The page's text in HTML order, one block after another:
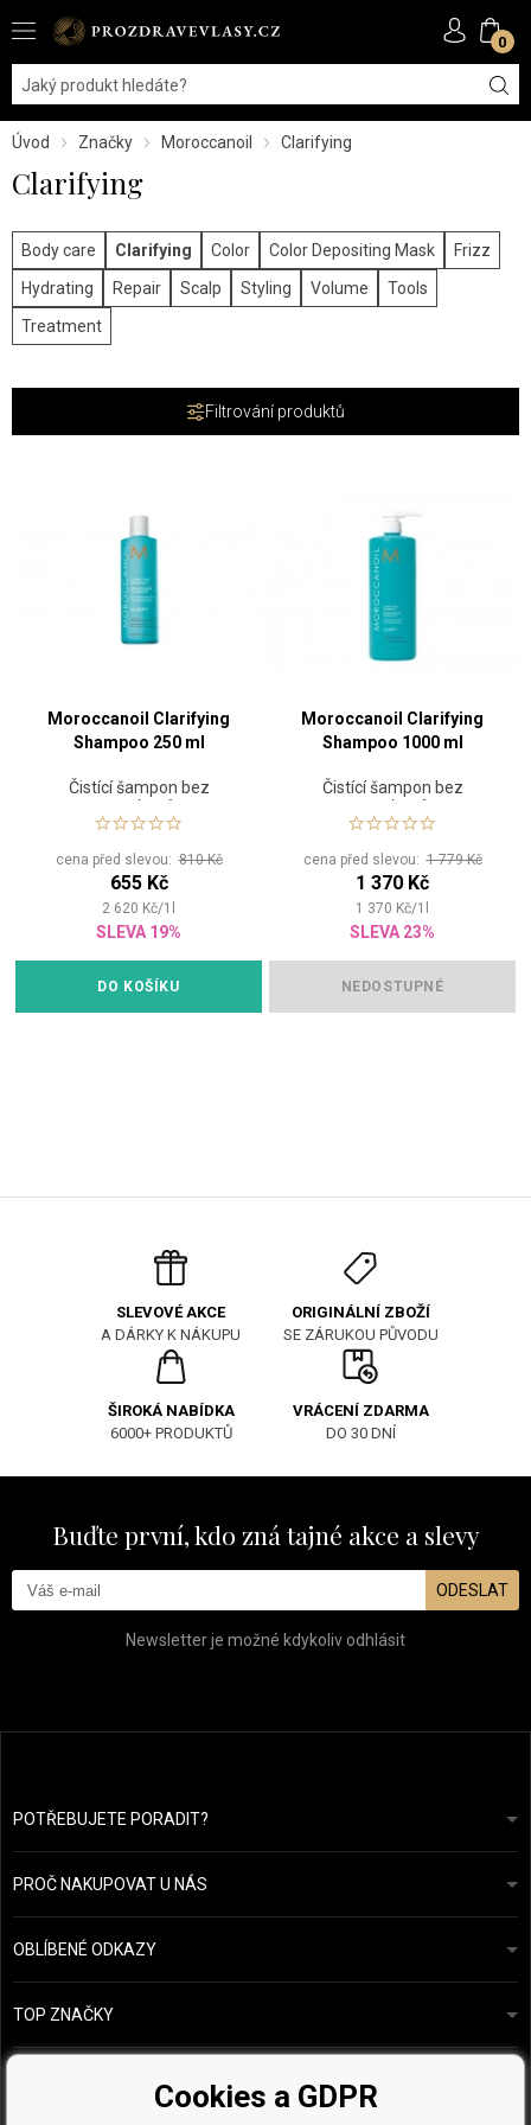
0
Úvod Značky Moroccanoil Clarifying
Clarifying
Body care Clarifying Color Color Depositing Mask
Frizz
Hydrating
Repair Scalp Styling Volume
Tools
Treatment
Filtrování produktů
Moroccanoil Clarifying
Shampoo 250 ml
Čistící šampon bez
parabenů
cena před slevou:810 Kč
655 Kč
2 620 Kč/1
SLEVA 19%
DO KOŠÍKU
Moroccanoil Clarifying
Shampoo 1000 ml
Čistící šampon bez
parabenů
cena před slevou:1 779 Kč
1 370 Kč
1 370 Kč/1
SLEVA 23%
NEDOSTUPNÉ
SLEVOVÉ AKCE
A DÁRKY K NÁKUPU
ORIGINÁLNÍ ZBOŽÍ
SE ZÁRUKOU PŮVODU
ŠIROKÁ NABÍDKA
6000+ PRODUKTŮ
VRÁCENÍ ZDARMA
DO 30 DNÍ
Buďte první, kdo zná tajné akce a slevy
ODESLAT
Newsletter je možné kdykoliv odhlásit
POTŘEBUJETE PORADIT?info@prozdravevlasy.cz
Odpovíme do 24 hodin.
PROČ NAKUPOVAT U NÁS
Obchodní podmínky
Ochrana osobních údajů
Přehled plateb a dopravy
OBLÍBENÉ ODKAZY
Náš příběh
TOP ZNAČKY
Kérastase
Paul Mitchell
Wella Professionals
Cookies a GDPR